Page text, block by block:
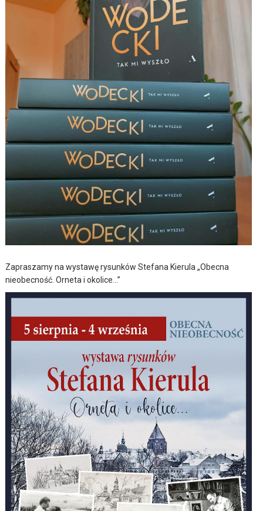
Zapraszamy na wystawę rysunków Stefana Kierula „Obecna
nieobecność. Orneta i okolice…”